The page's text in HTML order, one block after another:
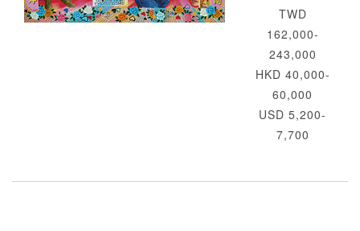
TWD
162,000-
243,000
HKD 40,000-
60,000
USD 5,200-
7,700